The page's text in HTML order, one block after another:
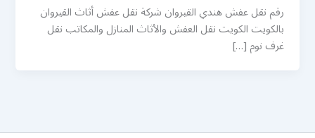
رقم نقل عفش هندي القيروان شركة نقل عفش أثاث القيروان
بالكويت الكويت نقل العفش والأثاث المنازل والمكاتب نقل
غرف نوم […]